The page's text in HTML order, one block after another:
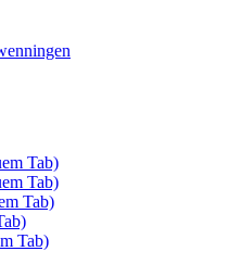
Tab)
Tab)
Tab)
Tab)